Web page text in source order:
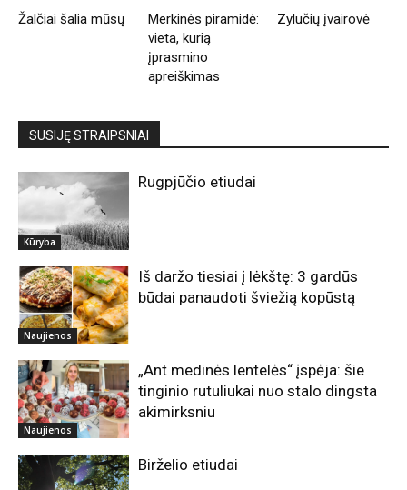
Žalčiai šalia mūsų
Merkinės piramidė:
vieta, kurią
įprasmino
apreiškimas
Zylučių įvairovė
SUSIJĘ STRAIPSNIAI
Kūryba
Rugpjūčio etiudai
Naujienos
Iš daržo tiesiai į lėkštę: 3 gardūs
būdai panaudoti šviežią kopūstą
Naujienos
„Ant medinės lentelės“ įspėja: šie
tinginio rutuliukai nuo stalo dingsta
akimirksniu
Birželio etiudai